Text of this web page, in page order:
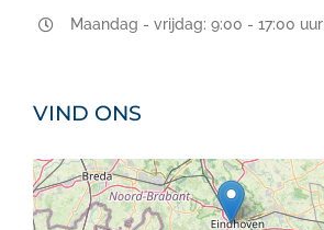
Maandag - vrijdag: 9:00 - 17:00 uur
VIND ONS